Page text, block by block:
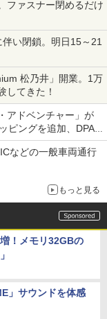
ファスナー閉めるだけ
い閉鎖。明日15～21
松乃井」開業。1万
してきた！
アドベンチャー」が
ピングを追加、DPA
などの一般車両通行
もっと見る
！メモリ32GBの
」サウンドを体感